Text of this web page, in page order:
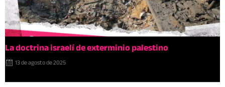
La doctrina israelí de exterminio palestino
13 de agosto de 2025